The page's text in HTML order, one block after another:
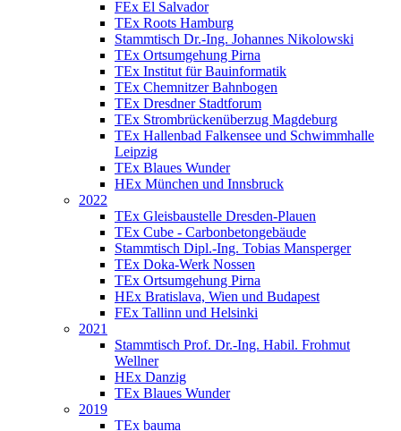
FEx El Salvador
TEx Roots Hamburg
Stammtisch Dr.-Ing. Johannes Nikolowski
TEx Ortsumgehung Pirna
TEx Institut für Bauinformatik
TEx Chemnitzer Bahnbogen
TEx Dresdner Stadtforum
TEx Strombrückenüberzug Magdeburg
TEx Hallenbad Falkensee und Schwimmhalle
Leipzig
TEx Blaues Wunder
HEx München und Innsbruck
2022
TEx Gleisbaustelle Dresden-Plauen
TEx Cube - Carbonbetongebäude
Stammtisch Dipl.-Ing. Tobias Mansperger
TEx Doka-Werk Nossen
TEx Ortsumgehung Pirna
HEx Bratislava, Wien und Budapest
FEx Tallinn und Helsinki
2021
Stammtisch Prof. Dr.-Ing. Habil. Frohmut
Wellner
HEx Danzig
TEx Blaues Wunder
2019
TEx bauma